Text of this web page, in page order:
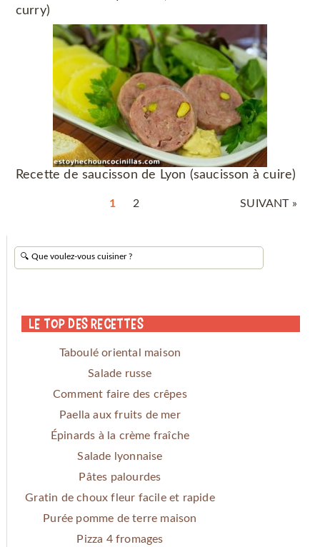
curry)
Recette de saucisson de Lyon (saucisson à cuire)
1 2 SUIVANT »
Le Top des Recettes
Taboulé oriental maison
Salade russe
Comment faire des crêpes
Paella aux fruits de mer
Épinards à la crème fraîche
Salade lyonnaise
Pâtes palourdes
Gratin de choux fleur facile et rapide
Purée pomme de terre maison
Pizza 4 fromages